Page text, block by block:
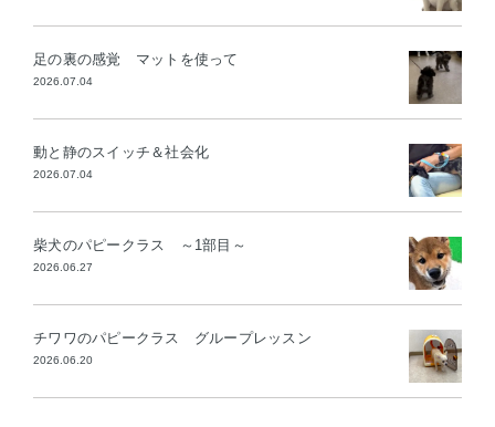
足の裏の感覚 マットを使って
2026.07.04
動と静のスイッチ＆社会化
2026.07.04
柴犬のパピークラス ～1部目～
2026.06.27
チワワのパピークラス グループレッスン
2026.06.20